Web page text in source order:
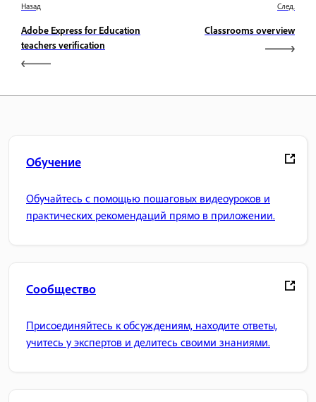
Назад
Adobe Express for Education
teachers verification
След.
Classrooms overview
Обучение
Обучайтесь с помощью пошаговых видеоуроков и
практических рекомендаций прямо в приложении.
Сообщество
Присоединяйтесь к обсуждениям, находите ответы,
учитесь у экспертов и делитесь своими знаниями.